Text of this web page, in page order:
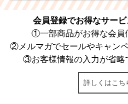
会員登録でお得なサー
①一部商品がお得な会員
②メルマガでセールやキャン
③お客様情報の入力が省略
詳しくはこち